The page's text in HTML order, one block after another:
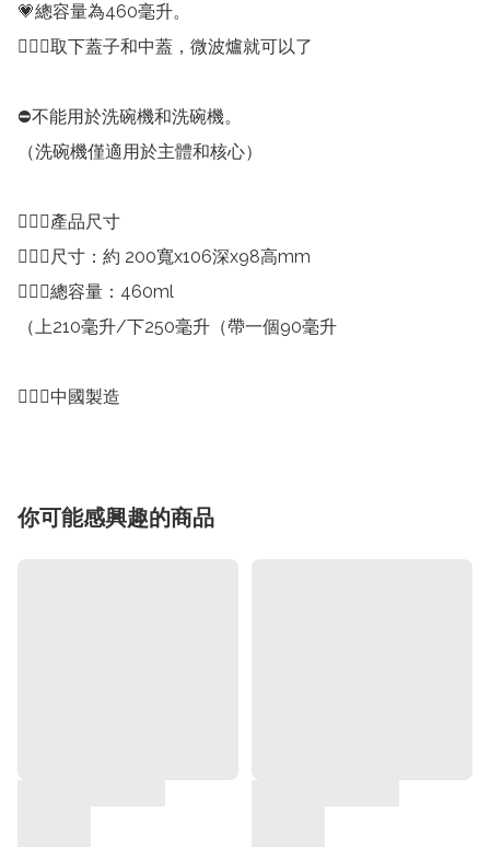
💗總容量為460毫升。
💁🏻‍♀️取下蓋子和中蓋，微波爐就可以了
⛔️不能用於洗碗機和洗碗機。
（洗碗機僅適用於主體和核心）
💁🏻‍♀️產品尺寸
💁🏻‍♀️尺寸：約 200寬x106深x98高mm
💁🏻‍♀️總容量：460ml
（上210毫升/下250毫升（帶一個90毫升
💁🏻‍♀️中國製造
你可能感興趣的商品